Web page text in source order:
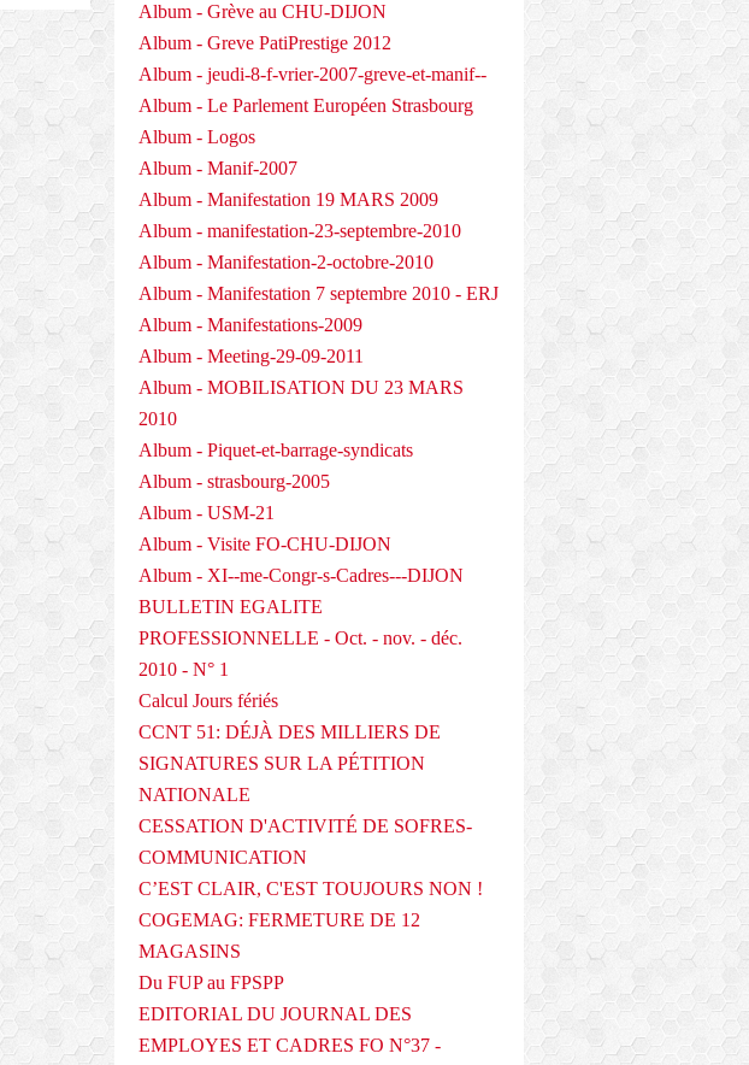
Album - Grève au CHU-DIJON
Album - Greve PatiPrestige 2012
Album - jeudi-8-f-vrier-2007-greve-et-manif--
Album - Le Parlement Européen Strasbourg
Album - Logos
Album - Manif-2007
Album - Manifestation 19 MARS 2009
Album - manifestation-23-septembre-2010
Album - Manifestation-2-octobre-2010
Album - Manifestation 7 septembre 2010 - ERJ
Album - Manifestations-2009
Album - Meeting-29-09-2011
Album - MOBILISATION DU 23 MARS
2010
Album - Piquet-et-barrage-syndicats
Album - strasbourg-2005
Album - USM-21
Album - Visite FO-CHU-DIJON
Album - XI--me-Congr-s-Cadres---DIJON
BULLETIN EGALITE
PROFESSIONNELLE - Oct. - nov. - déc.
2010 - N° 1
Calcul Jours fériés
CCNT 51: DÉJÀ DES MILLIERS DE
SIGNATURES SUR LA PÉTITION
NATIONALE
CESSATION D'ACTIVITÉ DE SOFRES-
COMMUNICATION
C’EST CLAIR, C'EST TOUJOURS NON !
COGEMAG: FERMETURE DE 12
MAGASINS
Du FUP au FPSPP
EDITORIAL DU JOURNAL DES
EMPLOYES ET CADRES FO N°37 -